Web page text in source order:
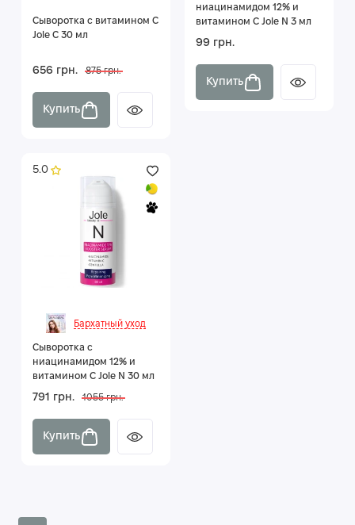
Сыворотка с витамином C
Jole С 30 мл
656 грн. 875 грн.
Купить
ниацинамидом 12% и
витамином C Jole N 3 мл
99 грн.
Купить
5.0
Бархатный уход
Сыворотка с
ниацинамидом 12% и
витамином C Jole N 30 мл
791 грн. 1055 грн.
Купить